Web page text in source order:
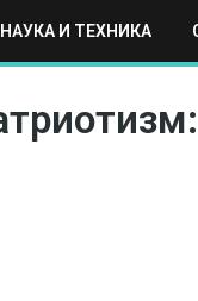
НАУКА И ТЕХНИКА
РЕГИОНЫ МИР